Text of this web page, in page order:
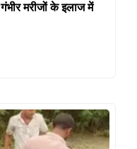
मरीजों के इलाज में